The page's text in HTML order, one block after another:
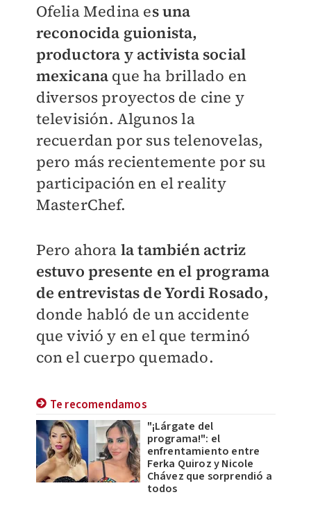
Ofelia Medina es una
reconocida guionista,
productora y activista social
mexicana que ha brillado en
diversos proyectos de cine y
televisión. Algunos la
recuerdan por sus telenovelas,
pero más recientemente por su
participación en el reality
MasterChef.
Pero ahora la también actriz
estuvo presente en el programa
de entrevistas de Yordi Rosado,
donde habló de un accidente
que vivió y en el que terminó
con el cuerpo quemado.
Te recomendamos
"¡Lárgate del
programa!": el
enfrentamiento entre
Ferka Quiroz y Nicole
Chávez que sorprendió a
todos